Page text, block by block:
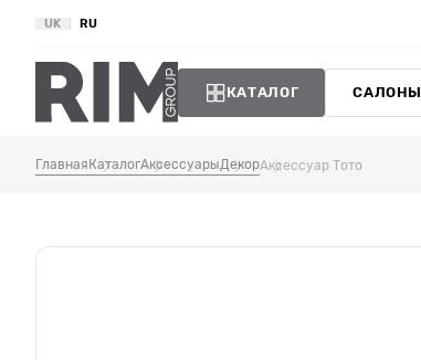
UK RU
КАТАЛОГ САЛОНЫ
Главная КаталогАксессуарыДекорАксессуар Тото